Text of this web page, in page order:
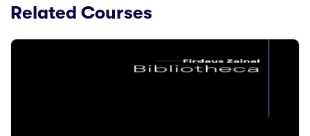
Related Courses